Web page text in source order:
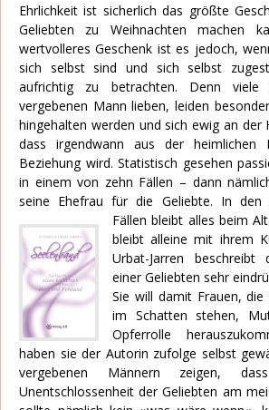
Ehrlichkeit ist sicherlich das größte
Geliebten zu Weihnachten machen
wertvolleres Geschenk ist es jedoch,
sich selbst sind und sich selbst
aufrichtig zu betrachten. Denn viele
vergebenen Mann lieben, leiden
hingehalten werden und sich ewig an der
dass irgendwann aus der heimlichen
Beziehung wird. Statistisch gesehen
in einem von zehn Fällen – dann
seine Ehefrau für die Geliebte. In den
Fällen bleibt alles beim
bleibt alleine mit ihrem
Urbat-Jarren beschreibt
einer Geliebten sehr
Sie will damit Frauen,
im Schatten stehen,
Opferrolle
haben sie der Autorin zufolge selbst
vergebenen Männern zeigen,
Unentschlossenheit der Geliebten am